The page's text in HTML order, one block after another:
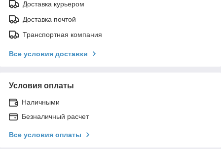
Доставка курьером
Доставка почтой
Транспортная компания
Все условия доставки
Условия оплаты
Наличными
Безналичный расчет
Все условия оплаты